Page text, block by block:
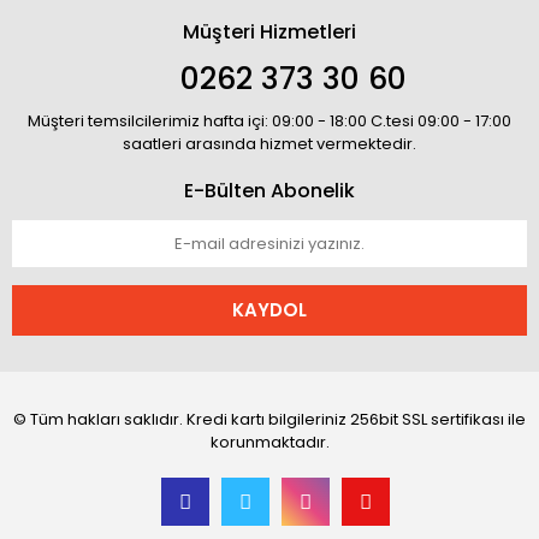
Müşteri Hizmetleri
0262 373 30 60
Müşteri temsilcilerimiz hafta içi: 09:00 - 18:00 C.tesi 09:00 - 17:00
saatleri arasında hizmet vermektedir.
E-Bülten Abonelik
KAYDOL
© Tüm hakları saklıdır. Kredi kartı bilgileriniz 256bit SSL sertifikası ile
korunmaktadır.